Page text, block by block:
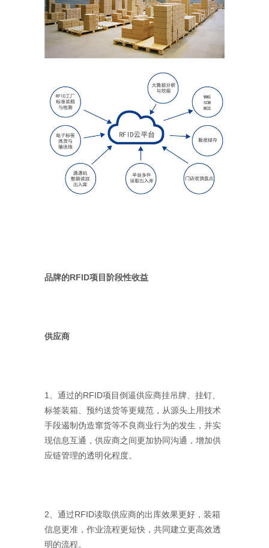
品牌的RFID项目阶段性收益
供应商
1、通过的RFID项目倒逼供应商挂吊牌、挂钉、
标签装箱、预约送货等更规范，从源头上用技术
手段遏制伪造窜货等不良商业行为的发生，并实
现信息互通，供应商之间更加协同沟通，增加供
应链管理的透明化程度。
2、通过RFID读取供应商的出库效果更好，装箱
信息更准，作业流程更短快，共同建立更高效透
明的流程。